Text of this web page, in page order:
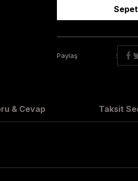
Paylaş
& Cevap Taksit